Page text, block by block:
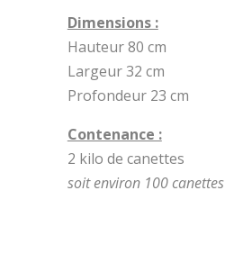
Dimensions :
Hauteur 80 cm
Largeur 32 cm
Profondeur 23 cm
Contenance :
2 kilo de canettes
soit environ 100 canettes